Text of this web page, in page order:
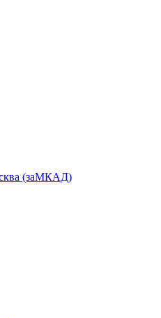
(заМКАД)